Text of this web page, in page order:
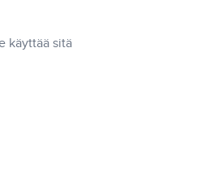
käyttää sitä